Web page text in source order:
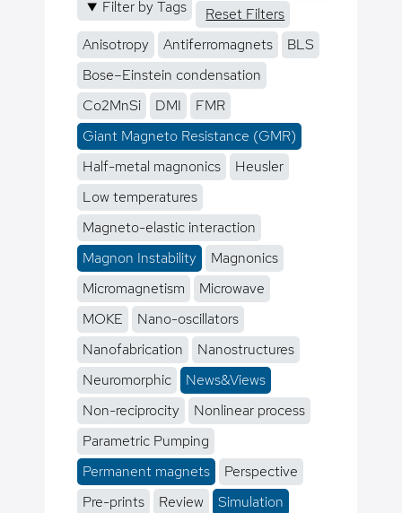
Filter by Tags
Reset Filters
Anisotropy
Antiferromagnets
BLS
Bose–Einstein condensation
Co2MnSi
DMI
FMR
Giant Magneto Resistance (GMR)
Half-metal magnonics
Heusler
Low temperatures
Magneto-elastic interaction
Magnon Instability
Magnonics
Micromagnetism
Microwave
MOKE
Nano-oscillators
Nanofabrication
Nanostructures
Neuromorphic
News&Views
Non-reciprocity
Nonlinear process
Parametric Pumping
Permanent magnets
Perspective
Pre-prints
Review
Simulation